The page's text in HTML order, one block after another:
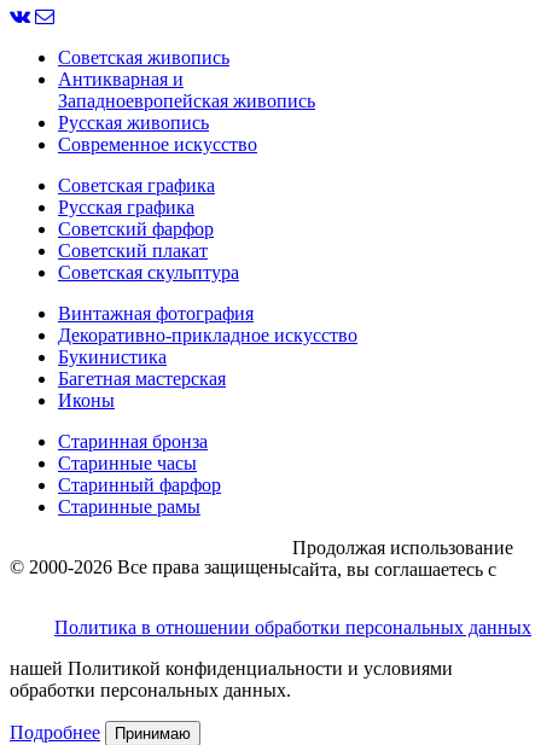
Советская живопись
Антикварная и
Западноевропейская живопись
Русская живопись
Современное искусство
Советская графика
Русская графика
Советский фарфор
Советский плакат
Советская скульптура
Винтажная фотография
Декоративно-прикладное искусство
Букинистика
Багетная мастерская
Иконы
Старинная бронза
Старинные часы
Старинный фарфор
Старинные рамы
© 2000-2026 Все права защищены
Политика в отношении обработки персональных данных
Продолжая использование
сайта, вы соглашаетесь с
нашей Политикой конфиденциальности и условиями
обработки персональных данных.
Подробнее Принимаю